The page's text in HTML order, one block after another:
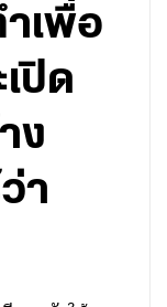
เพื่อ
ปิด
ง
า